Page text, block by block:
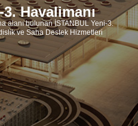
Havalimanı
alanı bulunan İSTANBUL Yeni-3.
ve Saha Destek Hizmetleri